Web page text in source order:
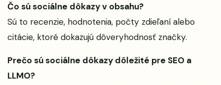
Čo sú sociálne dôkazy v obsahu?
Sú to recenzie, hodnotenia, počty zdieľaní alebo
citácie, ktoré dokazujú dôveryhodnosť značky.
Prečo sú sociálne dôkazy dôležité pre SEO a
LLMO?